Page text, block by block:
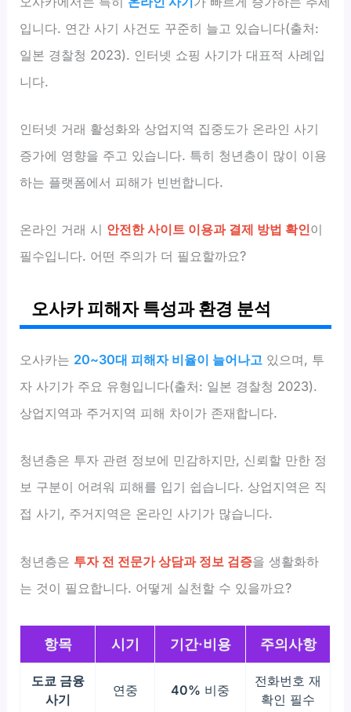
입니다. 연간 사기 사건도 꾸준히 늘고 있습니다(출처:
일본 경찰청 2023). 인터넷 쇼핑 사기가 대표적 사례입
니다.
인터넷 거래 활성화와 상업지역 집중도가 온라인 사기
증가에 영향을 주고 있습니다. 특히 청년층이 많이 이용
하는 플랫폼에서 피해가 빈번합니다.
온라인 거래 시 안전한 사이트 이용과 결제 방법 확인이
필수입니다. 어떤 주의가 더 필요할까요?
오사카 피해자 특성과 환경 분석
오사카는 20~30대 피해자 비율이 늘어나고 있으며, 투
자 사기가 주요 유형입니다(출처: 일본 경찰청 2023).
상업지역과 주거지역 피해 차이가 존재합니다.
청년층은 투자 관련 정보에 민감하지만, 신뢰할 만한 정
보 구분이 어려워 피해를 입기 쉽습니다. 상업지역은 직
접 사기, 주거지역은 온라인 사기가 많습니다.
청년층은 투자 전 전문가 상담과 정보 검증을 생활화하
는 것이 필요합니다. 어떻게 실천할 수 있을까요?
항목 시기 기간·비용 주의사항
도쿄 금융
사기
연중 40% 비중
전화번호 재
확인 필수